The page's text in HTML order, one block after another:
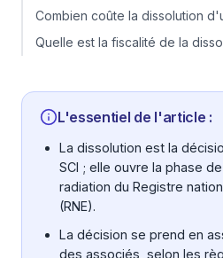
Combien coûte la dissolution
Quelle est la fiscalité de la
L'essentiel de l'article :
La dissolution est la
SCI ; elle ouvre la phase
radiation du Registre
(RNE).
La décision se prend en
des associés, selon les